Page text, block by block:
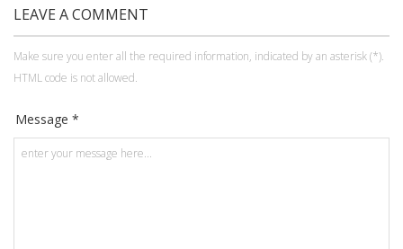
LEAVE A COMMENT
Make sure you enter all the required information, indicated by an asterisk (*).
HTML code is not allowed.
Message *